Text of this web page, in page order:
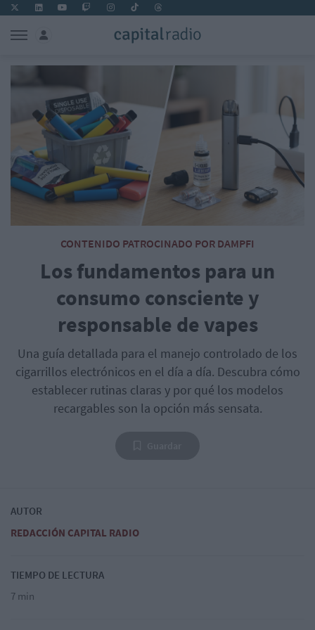
CONTENIDO PATROCINADO POR DAMPFI
Los fundamentos para un
consumo consciente y
responsable de vapes
Una guía detallada para el manejo controlado de los
cigarrillos electrónicos en el día a día. Descubra cómo
establecer rutinas claras y por qué los modelos
recargables son la opción más sensata.
AUTOR
REDACCIÓN CAPITAL RADIO
TIEMPO DE LECTURA
7 min